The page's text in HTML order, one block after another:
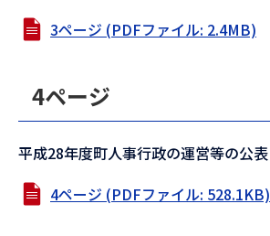
3ページ (PDFファイル: 2.4MB)
4ページ
平成28年度町人事行政の運営等の公表
4ページ (PDFファイル: 528.1KB)